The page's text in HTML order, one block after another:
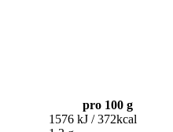
pro 100 g
1576 kJ / 372kcal